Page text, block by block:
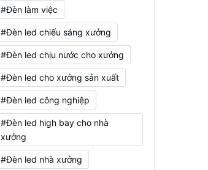
#Đèn làm việc
#Đèn led chiếu sáng xưởng
#Đèn led chịu nước cho xưởng
#Đèn led cho xưởng sản xuất
#Đèn led công nghiệp
#Đèn led high bay cho nhà
xưởng
#Đèn led nhà xưởng